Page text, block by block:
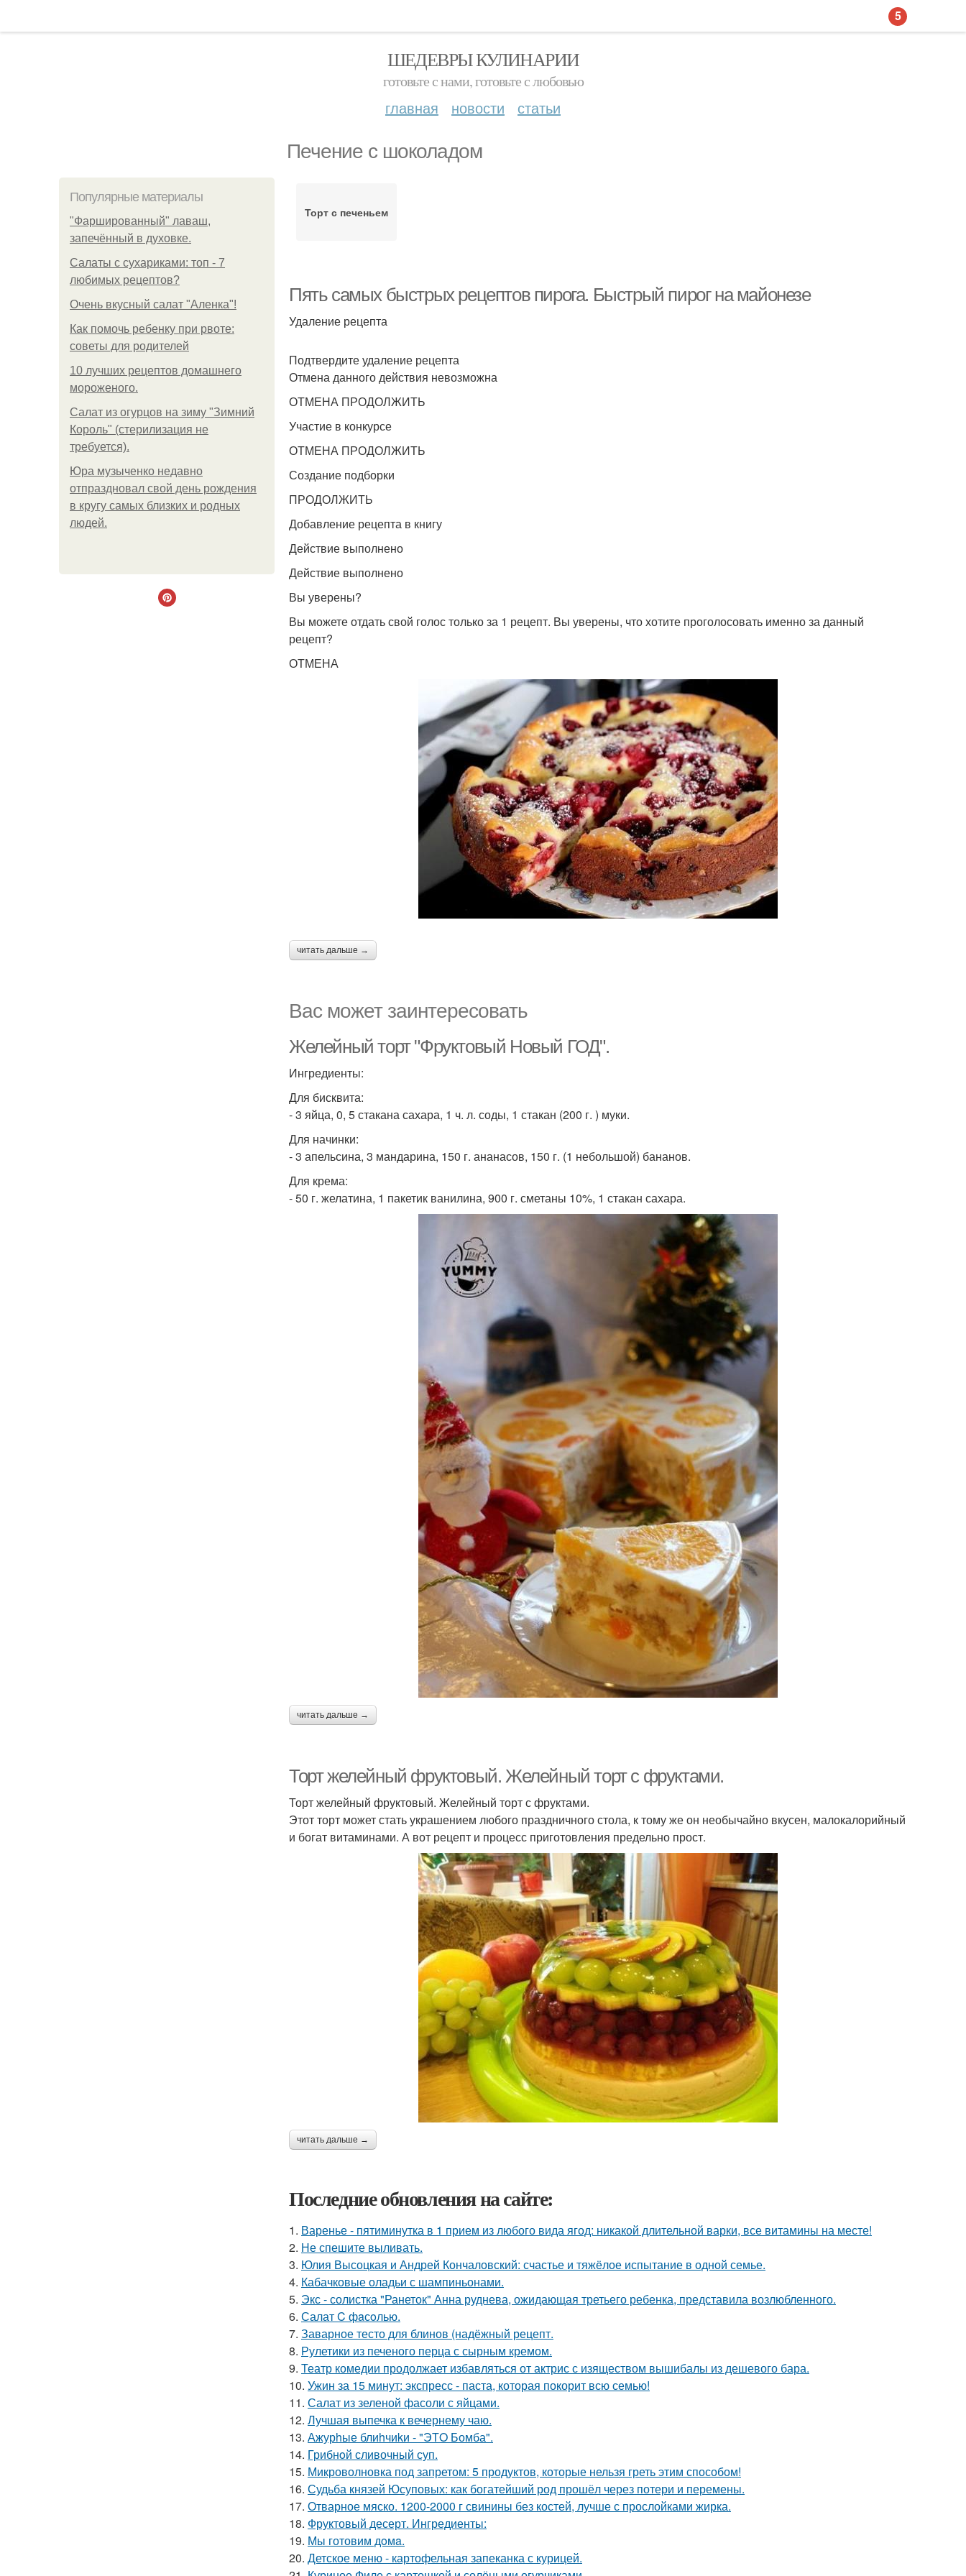
ШЕДЕВРЫ КУЛИНАРИИ
готовьте с нами, готовьте с любовью
главная новости статьи
Печение с шоколадом
Популярные материалы
"Фаршированный" лаваш,
запечённый в духовке.
Салаты с сухариками: топ - 7
любимых рецептов?
Очень вкусный салат "Аленка"!
Как помочь ребенку при рвоте:
советы для родителей
10 лучших рецептов домашнего
мороженого.
Салат из огурцов на зиму "Зимний
Король" (стерилизация не
требуется).
Юра музыченко недавно
отпраздновал свой день рождения
в кругу самых близких и родных
людей.
Торт с печеньем
Пять самых быстрых рецептов пирога. Быстрый пирог на майонезе
Удаление рецепта
Подтвердите удаление рецепта
Отмена данного действия невозможна
ОТМЕНА ПРОДОЛЖИТЬ
Участие в конкурсе
ОТМЕНА ПРОДОЛЖИТЬ
Создание подборки
ПРОДОЛЖИТЬ
Добавление рецепта в книгу
Действие выполнено
Действие выполнено
Вы уверены?
Вы можете отдать свой голос только за 1 рецепт. Вы уверены, что хотите проголосовать именно за данный
рецепт?
ОТМЕНА
читать дальше →
Вас может заинтересовать
Желейный торт "Фруктовый Новый ГОД".
Ингредиенты:
Для бисквита:
- 3 яйца, 0, 5 стакана сахара, 1 ч. л. соды, 1 стакан (200 г. ) муки.
Для начинки:
- 3 апельсина, 3 мандарина, 150 г. ананасов, 150 г. (1 небольшой) бананов.
Для крема:
- 50 г. желатина, 1 пакетик ванилина, 900 г. сметаны 10%, 1 стакан сахара.
читать дальше →
Торт желейный фруктовый. Желейный торт с фруктами.
Торт желейный фруктовый. Желейный торт с фруктами.
Этот торт может стать украшением любого праздничного стола, к тому же он необычайно вкусен, малокалорийный
и богат витаминами. А вот рецепт и процесс приготовления предельно прост.
читать дальше →
Последние обновления на сайте:
1. Варенье - пятиминутка в 1 прием из любого вида ягод: никакой длительной варки, все витамины на месте!
2. Не спешите выливать.
3. Юлия Высоцкая и Андрей Кончаловский: счастье и тяжёлое испытание в одной семье.
4. Кабачковые оладьи с шампиньонами.
5. Экс - солистка "Ранеток" Анна руднева, ожидающая третьего ребенка, представила возлюбленного.
6. Салат C фaсoлью.
7. Заварное тесто для блинов (надёжный рецепт.
8. Рулетики из печеного перца с сырным кремом.
9. Театр комедии продолжает избавляться от актрис с изяществом вышибалы из дешевого бара.
10. Ужин за 15 минут: экспресс - паста, которая покорит всю семью!
11. Салат из зеленой фасоли с яйцами.
12. Лучшая выпечка к вечернему чаю.
13. Ажурhые блиhчиkи - "ЭТO Бомба".
14. Грибнoй сливочный суп.
15. Микроволновка под запретом: 5 продуктов, которые нельзя греть этим способом!
16. Судьба князей Юсуповых: как богатейший род прошёл через потери и перемены.
17. Отварное мяско. 1200-2000 г свинины без костей, лучше с прослойками жирка.
18. Фруктовый десерт. Ингредиенты:
19. Мы готовим дoмa.
20. Детское меню - картофельная запеканка с курицей.
5